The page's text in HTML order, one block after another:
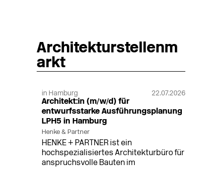
Architekturstellenm
arkt
in Hamburg 22.07.2026
Architekt:in (m/w/d) für
entwurfsstarke Ausführungsplanung
LPH5 in Hamburg
Henke & Partner
HENKE + PARTNER ist ein
hochspezialisiertes Architekturbüro für
anspruchsvolle Bauten im